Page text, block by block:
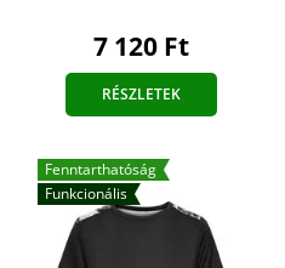
7 120 Ft
RÉSZLETEK
Fenntarthatóság
Funkcionális